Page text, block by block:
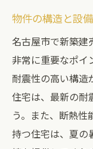
名古屋市の
専門家
購入前
リスク
交渉術
プロの
物件の構造と設備
名古屋市で新築建
非常に重要なポイ
耐震性の高い構造
住宅は、最新の耐
う。また、断熱
持つ住宅は、夏の